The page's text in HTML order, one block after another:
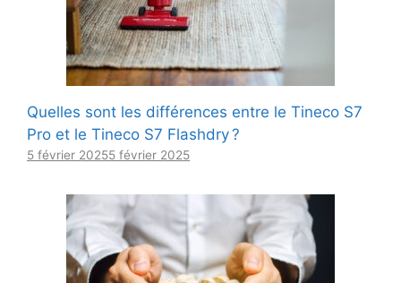
Quelles sont les différences entre le Tineco S7
Pro et le Tineco S7 Flashdry ?
5 février 20255 février 2025